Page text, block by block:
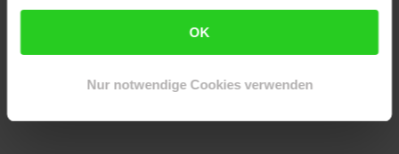
OK
Nur notwendige Cookies verwenden
Herstellerinformationen